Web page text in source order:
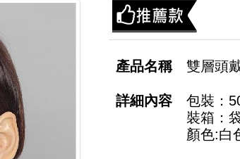
雙層頭
包裝：
裝箱：
顏色:白